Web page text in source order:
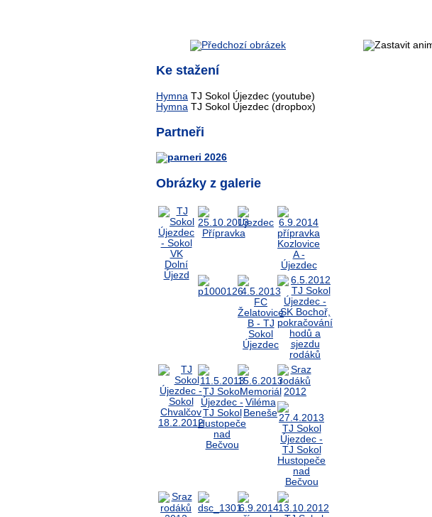
Ke stažení
Hymna TJ Sokol Újezdec (youtube)
Hymna TJ Sokol Újezdec (dropbox)
Partneři
Obrázky z galerie